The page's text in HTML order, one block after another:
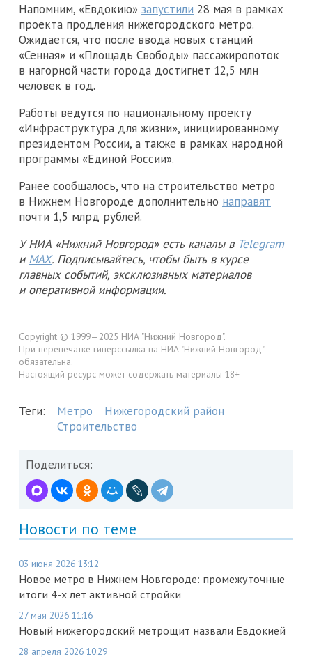
Напомним, «Евдокию» запустили 28 мая в рамках
проекта продления нижегородского метро.
Ожидается, что после ввода новых станций
«Сенная» и «Площадь Свободы» пассажиропоток
в нагорной части города достигнет 12,5 млн
человек в год.
Работы ведутся по национальному проекту
«Инфраструктура для жизни», инициированному
президентом России, а также в рамках народной
программы «Единой России».
Ранее сообщалось, что на строительство метро
в Нижнем Новгороде дополнительно направят
почти 1,5 млрд рублей.
У НИА «Нижний Новгород» есть каналы в Telegram
и MAX. Подписывайтесь, чтобы быть в курсе
главных событий, эксклюзивных материалов
и оперативной информации.
Copyright © 1999—2025 НИА "Нижний Новгород".
При перепечатке гиперссылка на НИА "Нижний Новгород"
обязательна.
Настоящий ресурс может содержать материалы 18+
Теги: Метро
Нижегородский район
Строительство
Поделиться:
Новости по теме
03 июня 2026 13:12
Новое метро в Нижнем Новгороде: промежуточные
итоги 4-х лет активной стройки
27 мая 2026 11:16
Новый нижегородский метрощит назвали Евдокией
28 апреля 2026 10:29